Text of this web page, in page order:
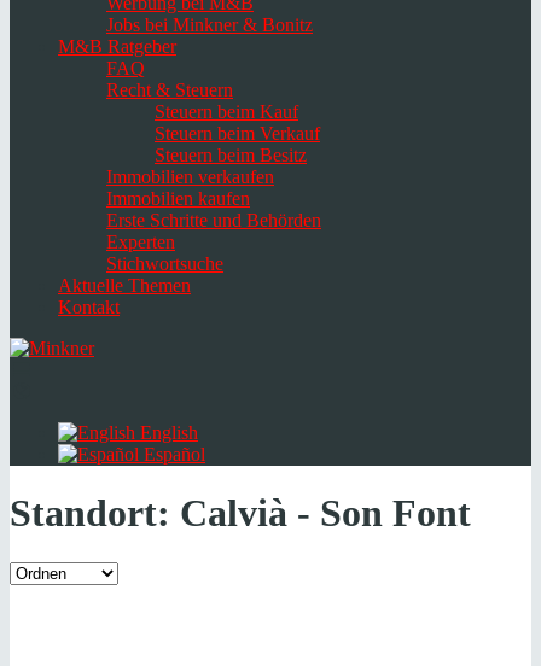
Jobs bei Minkner & Bonitz
M&B Ratgeber
FAQ
Recht & Steuern
Steuern beim Kauf
Steuern beim Verkauf
Steuern beim Besitz
Immobilien verkaufen
Immobilien kaufen
Erste Schritte und Behörden
Experten
Stichwortsuche
Aktuelle Themen
Kontakt
English
Español
Standort: Calvià - Son Font